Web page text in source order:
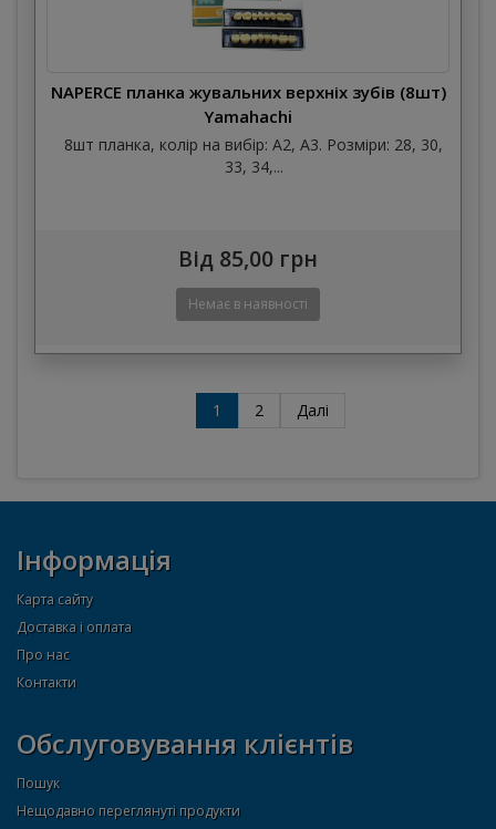
NAPERCE планка жувальних верхніх зубів (8шт)
Yamahachi
8шт планка, колір на вибір: А2, А3. Розміри: 28, 30,
33, 34,...
Від 85,00 грн
1 2 Далі
Інформація
Карта сайту
Доставка і оплата
Про нас
Контакти
Обслуговування клієнтів
Пошук
Нещодавно переглянуті продукти